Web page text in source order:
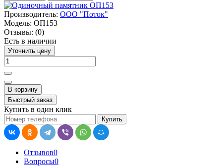
Производитель: ООО "Поток"
Модель: ОП153
Отзывы: (0)
Есть в наличии
Уточнить цену
В корзину
Быстрый заказ
Купить в один клик
Купить
Отзывов0
Вопросы0